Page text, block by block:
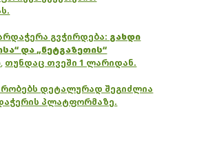
გვჭირდება: გახდი
და „ნეტგაზეთის“
, თუნდაც თვეში 1 ლარიდან.
დეტალურად შეგიძლია
პლატფორმაზე.